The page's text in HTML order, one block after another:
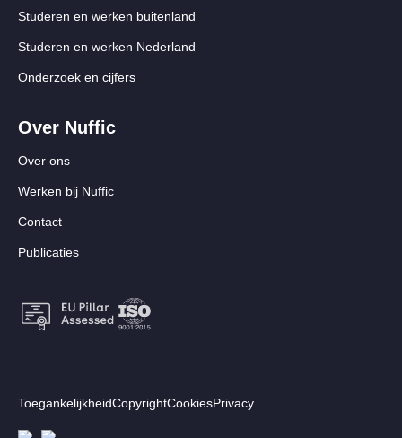
Studeren en werken buitenland
Studeren en werken Nederland
Onderzoek en cijfers
Over Nuffic
Over ons
Werken bij Nuffic
Contact
Publicaties
Footer:
ToegankelijkheidCopyrightCookiesPrivacy